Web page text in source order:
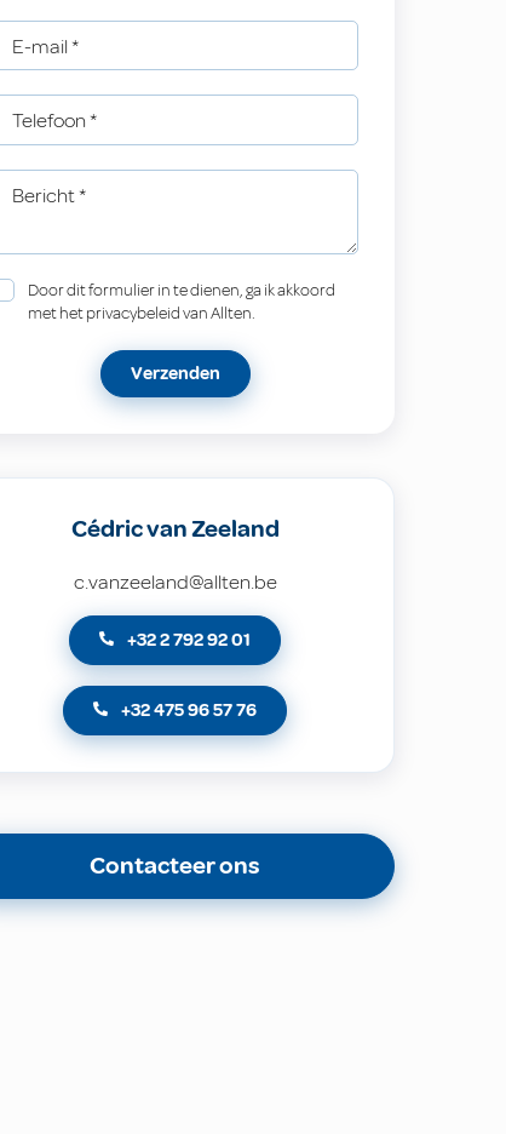
E-mail *
Telefoon *
Bericht*
Door dit formulier in te dienen, ga ik akkoord
met het privacybeleid van Allten.
Verzenden
Cédric van Zeeland
c.vanzeeland@allten.be
+32 2 792 92 01
+32 475 96 57 76
Contacteer ons